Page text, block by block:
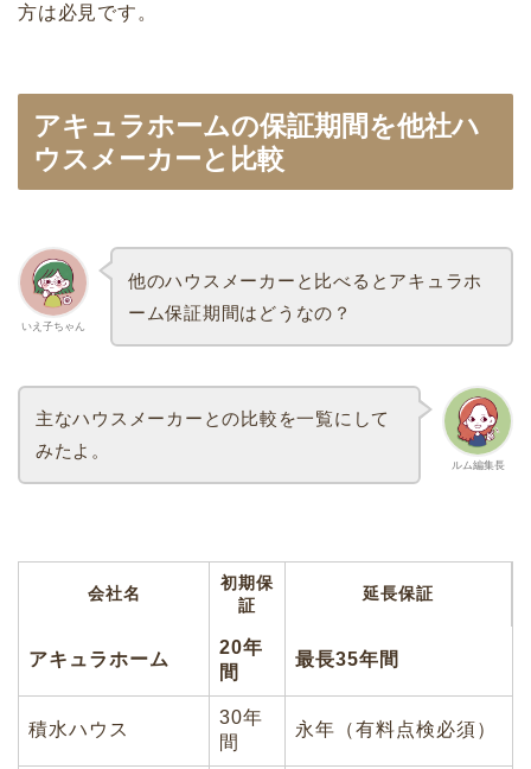
方は必見です。
アキュラホームの保証期間を他社ハ
ウスメーカーと比較
いえ子ちゃん
他のハウスメーカーと比べるとアキュラホ
ーム保証期間はどうなの？
ルム編集長
主なハウスメーカーとの比較を一覧にして
みたよ。
会社名
初期保
証
延長保証
アキュラホーム
20年
間
最長35年間
積水ハウス
30年
間
永年（有料点検必須）